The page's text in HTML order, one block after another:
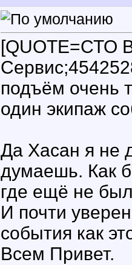
[QUOTE=СТО
подъём очень
один экипаж
Да Хасан я не
думаешь. Как
где ещё не
И почти
события как
Всем Привет.